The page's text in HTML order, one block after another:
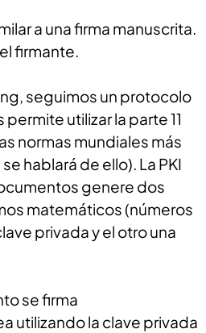
a una firma manuscrita.
firmante.
seguimos un protocolo
utilizar la parte 11
normas mundiales más
hablará de ello). La PKI
genere dos
matemáticos (números
privada y el otro una
se firma
utilizando la clave privada